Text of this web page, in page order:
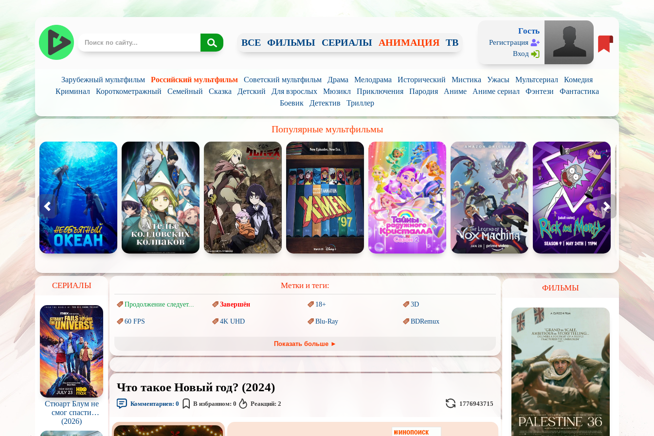
ВСЕ ФИЛЬМЫ СЕРИАЛЫ АНИМАЦИЯ ТВ
Гость
Регистрация
Вход
Зарубежный мультфильм Российский мультфильм Советский мультфильм Драма Мелодрама Исторический Мистика Ужасы Мультсериал
Комедия
Криминал
Короткометражный Семейный Сказка Детский Для взрослых Мюзикл Приключения Пародия Аниме Аниме сериал Фэнтези
Фантастика
Боевик
Детектив Триллер
Популярные мультфильмы
СЕРИАЛЫ
Стюарт Блум не
смог спасти
вселенную / Stuart
Fails to Save the
(2026)
Метки и теги:
Продолжение следует... Завершён 18+ 3D
60 FPS 4K UHD Blu-Ray BDRemux
Авангард иСюрреализм Ангелы и Демоны Аниме Антиутопия
Врачи Гении Индийское кино Киберпанк
Коллекция Комикс
Новогодние Основанное нареальных
Гоблина
ПереводКубик в Кубе Перевод Подростковая
Показать больше ►
Что такое Новый год? (2024)
Комментариев: 0 В избранном: 0 Реакций: 2 1776943715
ФИЛЬМЫ